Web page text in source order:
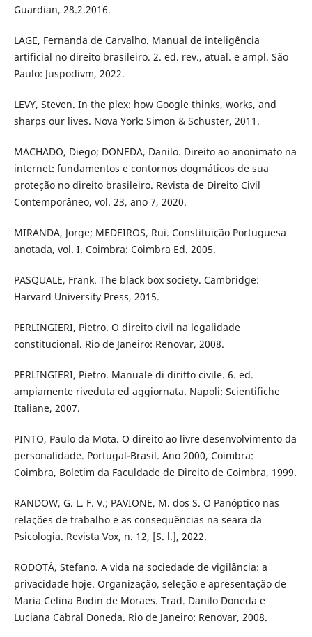
Guardian, 28.2.2016.
LAGE, Fernanda de Carvalho. Manual de inteligência
artificial no direito brasileiro. 2. ed. rev., atual. e ampl. São
Paulo: Juspodivm, 2022.
LEVY, Steven. In the plex: how Google thinks, works, and
sharps our lives. Nova York: Simon & Schuster, 2011.
MACHADO, Diego; DONEDA, Danilo. Direito ao anonimato na
internet: fundamentos e contornos dogmáticos de sua
proteção no direito brasileiro. Revista de Direito Civil
Contemporâneo, vol. 23, ano 7, 2020.
MIRANDA, Jorge; MEDEIROS, Rui. Constituição Portuguesa
anotada, vol. I. Coimbra: Coimbra Ed. 2005.
PASQUALE, Frank. The black box society. Cambridge:
Harvard University Press, 2015.
PERLINGIERI, Pietro. O direito civil na legalidade
constitucional. Rio de Janeiro: Renovar, 2008.
PERLINGIERI, Pietro. Manuale di diritto civile. 6. ed.
ampiamente riveduta ed aggiornata. Napoli: Scientifiche
Italiane, 2007.
PINTO, Paulo da Mota. O direito ao livre desenvolvimento da
personalidade. Portugal-Brasil. Ano 2000, Coimbra:
Coimbra, Boletim da Faculdade de Direito de Coimbra, 1999.
RANDOW, G. L. F. V.; PAVIONE, M. dos S. O Panóptico nas
relações de trabalho e as consequências na seara da
Psicologia. Revista Vox, n. 12, [S. l.], 2022.
RODOTÀ, Stefano. A vida na sociedade de vigilância: a
privacidade hoje. Organização, seleção e apresentação de
Maria Celina Bodin de Moraes. Trad. Danilo Doneda e
Luciana Cabral Doneda. Rio de Janeiro: Renovar, 2008.